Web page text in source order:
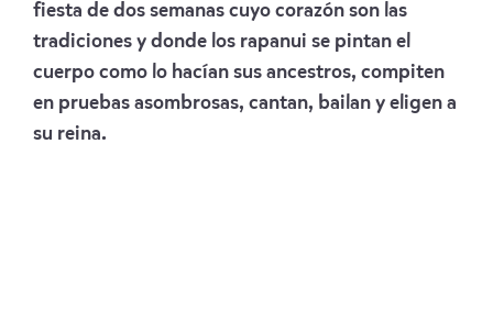
fiesta de dos semanas cuyo corazón son las
tradiciones y donde los rapanui se pintan el
cuerpo como lo hacían sus ancestros, compiten
en pruebas asombrosas, cantan, bailan y eligen a
su reina.